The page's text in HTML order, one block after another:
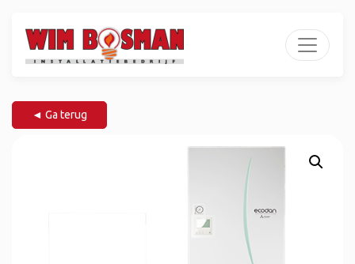
◄ Ga terug